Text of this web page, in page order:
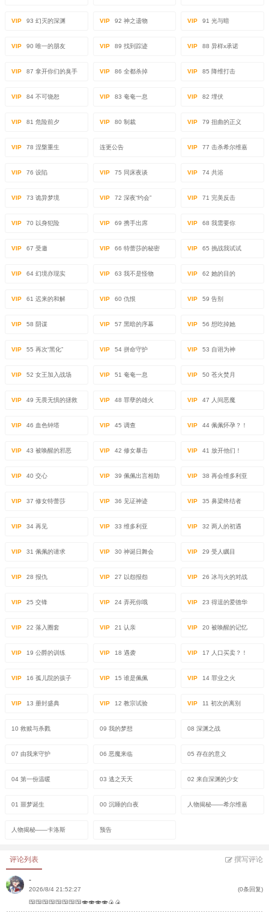
VIP 93 幻灭的深渊 VIP 92 神之遗物 VIP 91 光与暗
VIP 90 唯一的朋友 VIP 89 找到踪迹 VIP 88 异样x承诺
VIP 87 拿开你们的臭手 VIP 86 全都杀掉 VIP 85 降维打击
VIP 84 不可饶恕 VIP 83 奄奄一息 VIP 82 埋伏
VIP 81 危险前夕 VIP 80 制裁 VIP 79 扭曲的正义
VIP 78 涅槃重生 连更公告 VIP 77 击杀希尔维嘉
VIP 76 设陷 VIP 75 同床夜谈 VIP 74 共浴
VIP 73 诡异梦境 VIP 72 深夜“约会” VIP 71 完美反击
VIP 70 以身犯险 VIP 69 携手出席 VIP 68 我需要你
VIP 67 受邀 VIP 66 特蕾莎的秘密 VIP 65 挑战我试试
VIP 64 幻境亦现实 VIP 63 我不是怪物 VIP 62 她的目的
VIP 61 迟来的和解 VIP 60 仇恨 VIP 59 告别
VIP 58 阴谋 VIP 57 黑暗的序幕 VIP 56 想吃掉她
VIP 55 再次“黑化” VIP 54 拼命守护 VIP 53 自诩为神
VIP 52 女王加入战场 VIP 51 奄奄一息 VIP 50 苍火焚月
VIP 49 无畏无惧的拯救 VIP 48 罪孽的雄火 VIP 47 人间恶魔
VIP 46 血色钟塔 VIP 45 调查 VIP 44 佩佩怀孕？！
VIP 43 被唤醒的邪恶 VIP 42 修女暴击 VIP 41 放开他们！
VIP 40 交心 VIP 39 佩佩出言相助 VIP 38 再会维多利亚
VIP 37 修女特蕾莎 VIP 36 见证神迹 VIP 35 鼻梁终结者
VIP 34 再见 VIP 33 维多利亚 VIP 32 两人的初遇
VIP 31 佩佩的请求 VIP 30 神诞日舞会 VIP 29 受人瞩目
VIP 28 报仇 VIP 27 以怨报怨 VIP 26 冰与火的对战
VIP 25 交锋 VIP 24 弄死你哦 VIP 23 得逞的爱德华
VIP 22 落入圈套 VIP 21 认亲 VIP 20 被唤醒的记忆
VIP 19 公爵的训练 VIP 18 遇袭 VIP 17 人口买卖？！
VIP 16 孤儿院的孩子 VIP 15 谁是佩佩 VIP 14 罪业之火
VIP 13 册封盛典 VIP 12 教宗试验 VIP 11 初次的离别
10 救赎与杀戮 09 我的梦想 08 深渊之战
07 由我来守护 06 恶魔来临 05 存在的意义
04 第一份温暖 03 逃之夭夭 02 来自深渊的少女
01 噩梦诞生 00 沉睡的白夜 人物揭秘——希尔维嘉
人物揭秘——卡洛斯 预告
评论列表 撰写评论
-
2026/8/4 21:52:27 (0条回复)
🍱🍱🍱🍱🍱🍱🍱🍱🍣🍣🍣🍣🍙🍙